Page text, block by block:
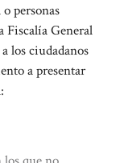
personas
Fiscalía General
los ciudadanos
a presentar